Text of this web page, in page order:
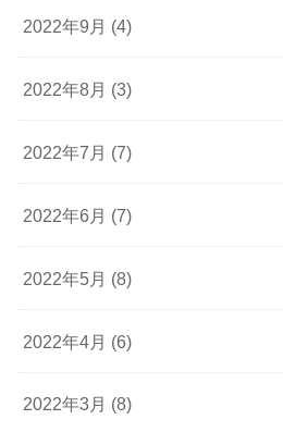
2022年9月 (4)
2022年8月 (3)
2022年7月 (7)
2022年6月 (7)
2022年5月 (8)
2022年4月 (6)
2022年3月 (8)